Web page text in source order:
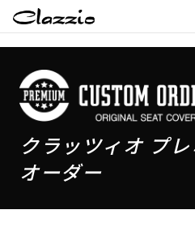
クラッツィオ プ
オーダー